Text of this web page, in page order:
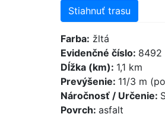
Stiahnuť trasu
Farba: žltá
Evidenčné číslo: 8492
Dĺžka (km): 1,1 km
Prevýšenie: 11/3 m
Náročnosť / Určenie:
Povrch: asfalt